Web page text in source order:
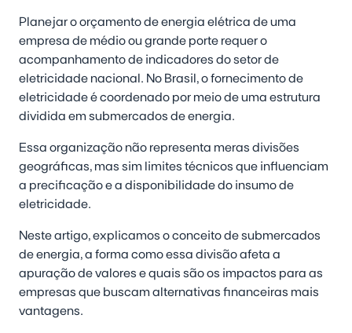
Planejar o orçamento de energia elétrica de uma
empresa de médio ou grande porte requer o
acompanhamento de indicadores do setor de
eletricidade nacional. No Brasil, o fornecimento de
eletricidade é coordenado por meio de uma estrutura
dividida em submercados de energia.
Essa organização não representa meras divisões
geográficas, mas sim limites técnicos que influenciam
a precificação e a disponibilidade do insumo de
eletricidade.
Neste artigo, explicamos o conceito de submercados
de energia, a forma como essa divisão afeta a
apuração de valores e quais são os impactos para as
empresas que buscam alternativas financeiras mais
vantagens.